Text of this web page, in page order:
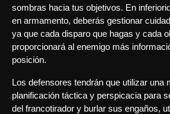
sombras hacia tus objetivos. En
en armamento, deberás gestionar
ya que cada disparo que hagas y cada
proporcionará al enemigo más
posición.
Los defensores tendrán que utilizar una
planificación táctica y perspicacia para
del francotirador y burlar sus engaños,